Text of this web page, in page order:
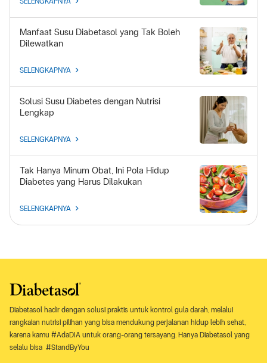
Manfaat Susu Diabetasol yang Tak Boleh
Dilewatkan
SELENGKAPNYA
Solusi Susu Diabetes dengan Nutrisi
Lengkap
SELENGKAPNYA
Tak Hanya Minum Obat, Ini Pola Hidup
Diabetes yang Harus Dilakukan
SELENGKAPNYA
Diabetasol hadir dengan solusi praktis untuk kontrol gula darah, melalui
rangkaian nutrisi pilihan yang bisa mendukung perjalanan hidup lebih sehat,
karena kamu #AdaDIA untuk orang-orang tersayang. Hanya Diabetasol yang
selalu bisa #StandByYou